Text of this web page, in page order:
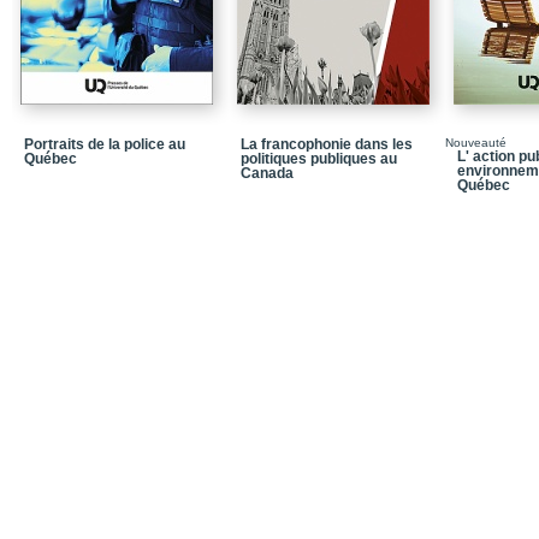
L’auto-autorité :
commandement de
Chapitre 6:
organisationnel
Deux facettes de l’agir
Distinguer l’action de
Portraits de la police au
Québec
La francophonie dans les
politiques publiques au
Canada
Nouveauté
L' action
Québec